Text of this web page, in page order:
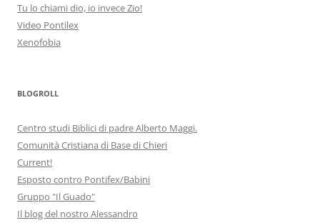
Tu lo chiami dio, io invece Zio!
Video Pontilex
Xenofobia
BLOGROLL
Centro studi Biblici di padre Alberto Maggi.
Comunità Cristiana di Base di Chieri
Current!
Esposto contro Pontifex/Babini
Gruppo "Il Guado"
Il blog del nostro Alessandro